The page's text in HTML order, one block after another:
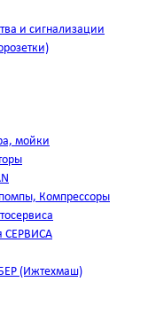
и сигнализации
мойки
Компрессоры
СЕРВИСА
(Ижтехмаш)